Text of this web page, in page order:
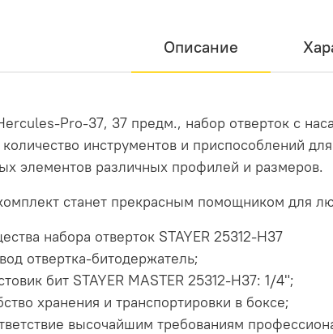
Описание
Pro-37, 37 предм., набор отверток с
инструментов и приспособлений
элементов различных профилей и размеров.
станет прекрасным помощником для
набора отверток STAYER 25312-H37
отвертка-битодержатель;
бит STAYER MASTER 25312-H37: 1/4";
хранения и транспортировки в боксе;
высочайшим требованиям